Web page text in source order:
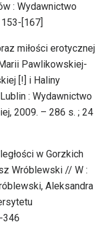
: Wydawnictwo
[167]
miłości erotycznej
Pawlikowskiej-
[!] i Haliny
: Wydawnictwo
2009. – 286 s. ; 24
w Gorzkich
Wróblewski // W :
Aleksandra
346